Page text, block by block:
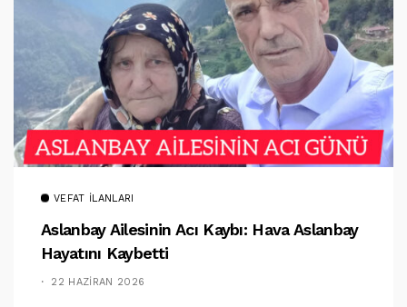
VEFAT İLANLARI
Aslanbay Ailesinin Acı Kaybı: Hava Aslanbay
Hayatını Kaybetti
22 HAZIRAN 2026